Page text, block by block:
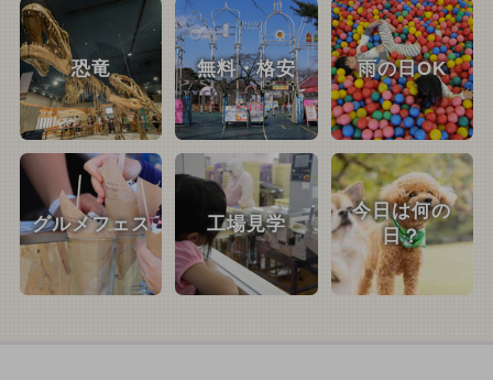
恐竜 無料・格安 雨の日OK
グルメフェス 工場見学
今日は何の
日？